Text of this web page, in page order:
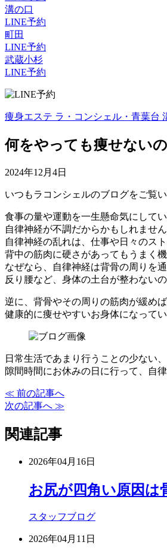
溝の口
LINE予約
町田
LINE予約
武蔵小杉
LINE予約
痩身エステ ラ・コンシェル・青葉台
何をやっても痩せない
2024年12月4日
いつもラコンシェルのブログをご覧
食事の量や運動を一生懸命気にして
自律神経が不調だからかもしれません
自律神経の乱れは、仕事や日々のス
背中の筋肉に硬さがあってもうまく機
なぜなら、自律神経は背骨の周りを
反り腰など、身体の土台が整わない
逆に、背骨やその周りの筋肉が緩め
健康的に痩せやすいお身体になってい
日常生活であまり行うことの少ない
隙間時間にお休みの日に行って、自
≪ 前の記事へ
次の記事へ ≫
関連記事
2026年04月16日
お尻が四角い原因は
スタッフブログ
2026年04月11日